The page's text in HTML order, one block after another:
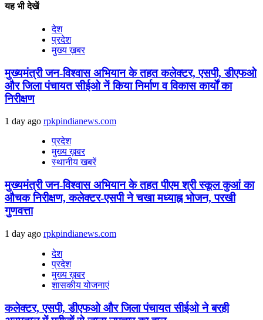
यह भी देखें
देश
प्रदेश
मुख्य ख़बर
मुख्यमंत्री जन-विश्वास अभियान के तहत कलेक्टर, एसपी, डीएफओ
और जिला पंचायत सीईओ नें किया निर्माण व विकास कार्यों का
निरीक्षण
1 day ago rpkpindianews.com
प्रदेश
मुख्य ख़बर
स्थानीय खबरें
मुख्यमंत्री जन-विश्वास अभियान के तहत पीएम श्री स्कूल कुआं का
औचक निरीक्षण, कलेक्टर-एसपी ने चखा मध्याह्न भोजन, परखी
गुणवत्ता
1 day ago rpkpindianews.com
देश
प्रदेश
मुख्य ख़बर
शासकीय योजनाएं
कलेक्टर, एसपी, डीएफओ और जिला पंचायत सीईओ ने बरही